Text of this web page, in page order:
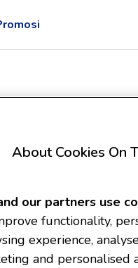
Enfamil
Original
350g
Rasa
About Cookies On
our partners use
functionality,
experience,
and personalised